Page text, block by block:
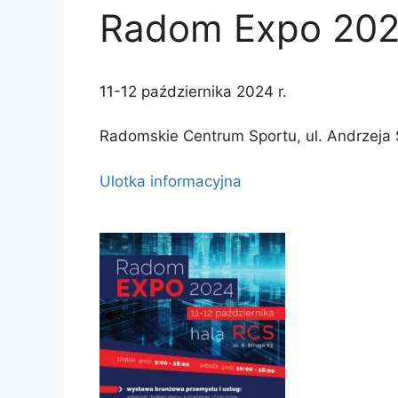
Radom Expo
11-12 października 2024 r.
Radomskie Centrum Sportu, ul. Andrzeja
Ulotka informacyjna